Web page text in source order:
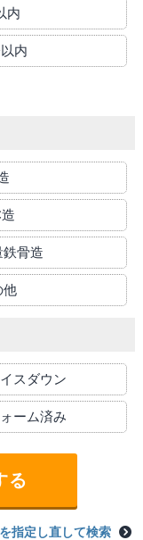
内
内
鉄骨造
他
スダウン
ーム済み
指定し直して検索